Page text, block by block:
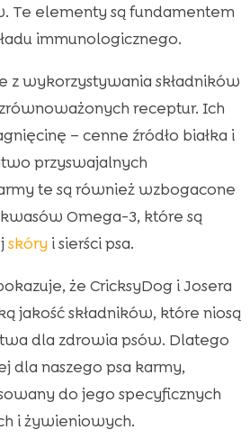
Te elementy są fundamentem
immunologicznego.
z wykorzystywania składników
receptur. Ich
– cenne źródło białka i
przyswajalnych
te są również wzbogacone
Omega-3, które są
skóry i sierści psa.
że CricksyDog i Josera
jakość składników, które niosą
dla zdrowia psów. Dlatego
dla naszego psa karmy,
do jego specyficznych
i żywieniowych.